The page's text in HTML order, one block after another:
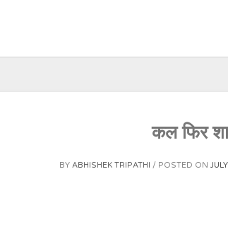
कल फिर
BY ABHISHEK TRIPATHI POSTED ON